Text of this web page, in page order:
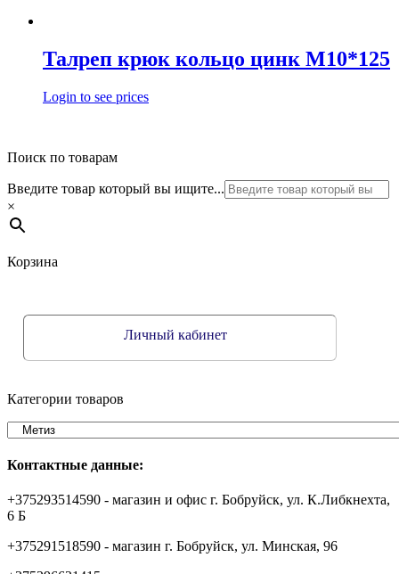
Талреп крюк кольцо цинк М10*125
Login to see prices
Поиск по товарам
Введите товар который вы ищите...
×
Корзина
Личный кабинет
Категории товаров
Контактные данные:
+375293514590 - магазин и офис г. Бобруйск, ул. К.Либкнехта,
6 Б
+375291518590 - магазин г. Бобруйск, ул. Минская, 96